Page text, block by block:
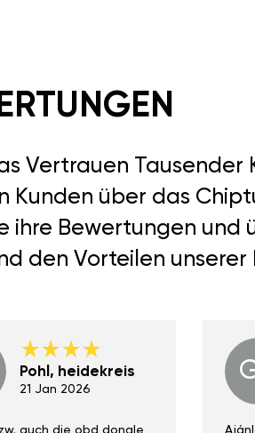
Vertrauen Tausender
Kunden über das
ihre Bewertungen und
den Vorteilen unserer
Pohl, heidekreis
21 Jan 2026